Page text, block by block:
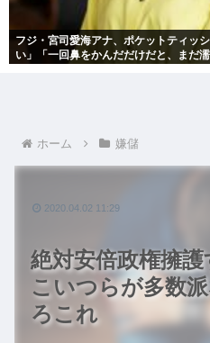
フジ・宮司愛海アナ、ポケットティッ
い」「一回鼻をかんだだけだと、まだ濡
ホーム 嫌儲
絶対安倍政権擁
こいつらが多数
ろこれ
2020.04.02 11:29